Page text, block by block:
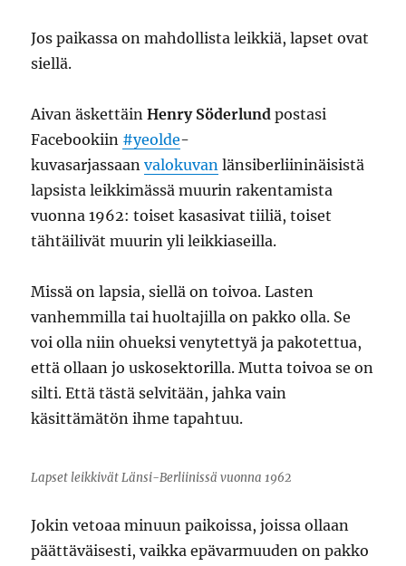
Jos paikassa on mahdollista leikkiä, lapset ovat
siellä.
Aivan äskettäin Henry Söderlund postasi
Facebookiin #yeolde-
kuvasarjassaanvalokuvan länsiberliininäisistä
lapsista leikkimässä muurin rakentamista
vuonna 1962: toiset kasasivat tiiliä, toiset
tähtäilivät muurin yli leikkiaseilla.
Missä on lapsia, siellä on toivoa. Lasten
vanhemmilla tai huoltajilla on pakko olla. Se
voi olla niin ohueksi venytettyä ja pakotettua,
että ollaan jo uskosektorilla. Mutta toivoa se on
silti. Että tästä selvitään, jahka vain
käsittämätön ihme tapahtuu.
Lapset leikkivät Länsi-Berliinissä vuonna 1962
Jokin vetoaa minuun paikoissa, joissa ollaan
päättäväisesti, vaikka epävarmuuden on pakko